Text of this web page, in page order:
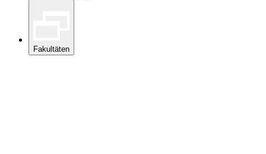
Fakultäten